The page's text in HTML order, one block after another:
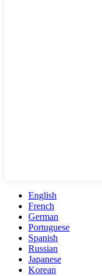
English
French
German
Portuguese
Spanish
Russian
Japanese
Korean